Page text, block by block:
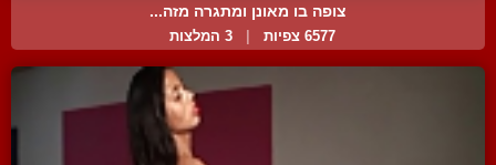
צופה בו מאונן ומתגרה מזה...
6577 צפיות 3 המלצות